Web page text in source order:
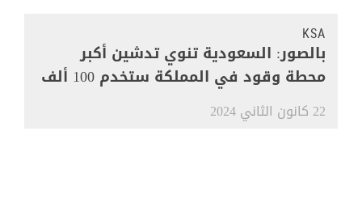
KSA
بالصور: السعودية تنوي تدشين أكبر
محطة وقود في المملكة ستخدم 100 ألف
مركبة
22 كانون الثاني 2024